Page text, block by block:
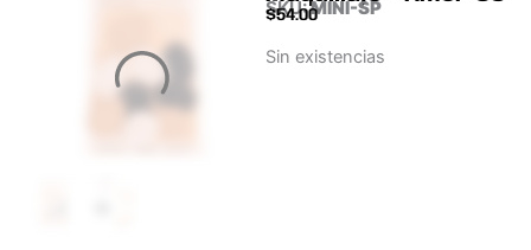
SKU:MINI-SP
$54.00
Sin existencias